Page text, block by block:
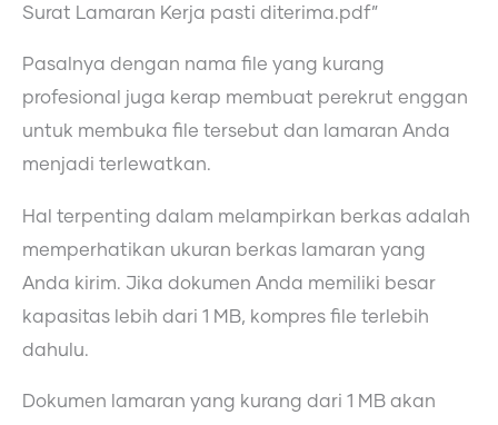
Surat Lamaran Kerja pasti diterima.pdf”
Pasalnya dengan nama file yang kurang
profesional juga kerap membuat perekrut enggan
untuk membuka file tersebut dan lamaran Anda
menjadi terlewatkan.
Hal terpenting dalam melampirkan berkas adalah
memperhatikan ukuran berkas lamaran yang
Anda kirim. Jika dokumen Anda memiliki besar
kapasitas lebih dari 1 MB, kompres file terlebih
dahulu.
Dokumen lamaran yang kurang dari 1 MB akan